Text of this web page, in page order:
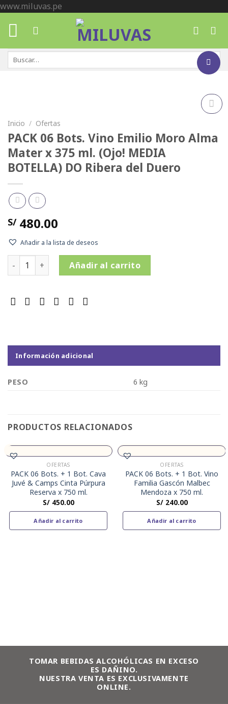
www.miluvas.pe
content
Buscar
lista de
Inicio / Ofertas
PACK 06 Bots. Vino Emilio Moro Alma
Mater x 375 ml. (Ojo! MEDIA
BOTELLA) DO Ribera del Duero
S/480.00
Añadir a la lista de deseos
PACK 06 Bots. Vino Emilio Moro Alma Mater x 375 ml. (Ojo!
Añadir al carrito
Información adicional
PESO 6 kg
PRODUCTOS RELACIONADOS
OFERTAS
PACK 06 Bots. + 1 Bot. Cava
Juvé & Camps Cinta Púrpura
Reserva x 750 ml.
S/450.00
Añadir al carrito
OFERTAS
PACK 06 Bots. + 1 Bot. Vino
Familia Gascón Malbec
Mendoza x 750 ml.
S/240.00
Añadir al carrito
TOMAR BEBIDAS ALCOHÓLICAS EN EXCESO
ES DAÑINO.
NUESTRA VENTA ES EXCLUSIVAMENTE
ONLINE.